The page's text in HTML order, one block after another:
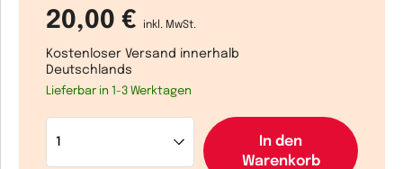
20,00 € inkl. MwSt.
Kostenloser Versand innerhalb
Deutschlands
Lieferbar in 1-3 Werktagen
In den
Warenkorb